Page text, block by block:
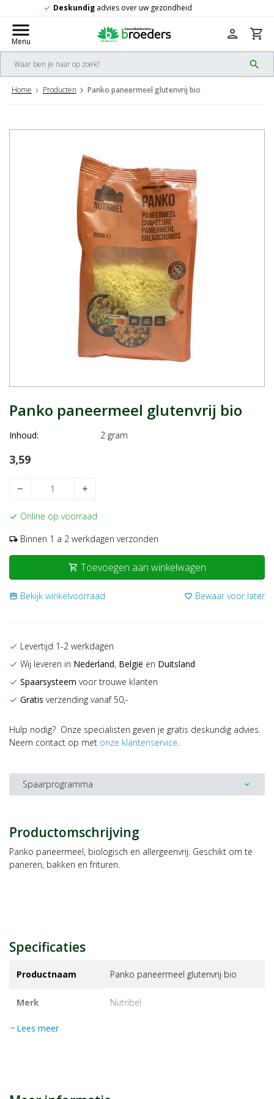
check Gratisverzending vanaf 50,-
menu
Menu
search
person shopping_cart
Home Producten Panko paneermeel glutenvrij bio
Panko paneermeel glutenvrij bio
Inhoud: 2 gram
3,59
remove add
check Online op voorraad
local_shipping Binnen 1 a 2 werkdagen verzonden
shopping_cart Toevoegen aan winkelwagen
storefront Bekijk winkelvoorraad favorite_border Bewaar voor later
check Levertijd 1-2 werkdagen
check Wij leveren in Nederland, België en Duitsland
check Spaarsysteem voor trouwe klanten
check Gratis verzending vanaf 50,-
Hulp nodig? Onze specialisten geven je gratis deskundig advies.
Neem contact op met onze klantenservice.
Spaarprogramma expand_more
Productomschrijving
Panko paneermeel, biologisch en allergeenvrij. Geschikt om te
paneren, bakken en frituren.
Specificaties
Productnaam Panko paneermeel glutenvrij bio
Merk nutribel
EAN
expand_more Lees meer